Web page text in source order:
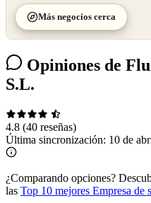
Más negocios cerca
Opiniones de
S.L.
4.8 (40 reseñas)
Última sincronización: 10 de
¿Comparando opciones?
las Top 10 mejores Empresa de